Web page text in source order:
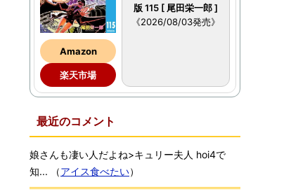
Amazon
楽天市場
版 115 [ 尾田栄一郎 ]
《2026/08/03発売》
最近のコメント
娘さんも凄い人だよね>キュリー夫人 hoi4で
知...
（アイス食べたい）